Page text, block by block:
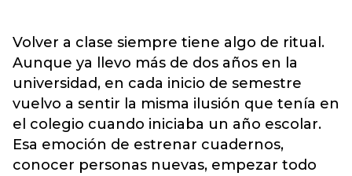
Volver a clase siempre tiene algo de ritual.
Aunque ya llevo más de dos años en la
universidad, en cada inicio de semestre
vuelvo a sentir la misma ilusión que tenía en
el colegio cuando iniciaba un año escolar.
Esa emoción de estrenar cuadernos,
conocer personas nuevas, empezar todo